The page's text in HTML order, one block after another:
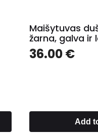
Maišytuvas
žarna, galva ir
36.00€
Add